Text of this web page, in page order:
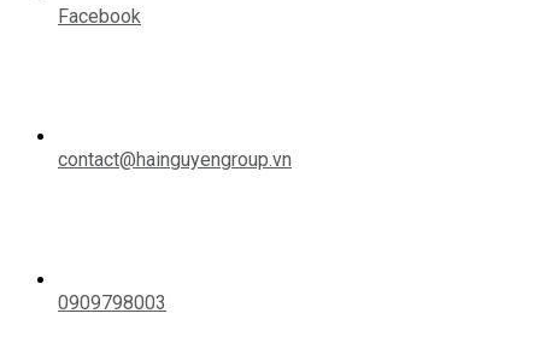
Facebook
contact@hainguyengroup.vn
0909798003